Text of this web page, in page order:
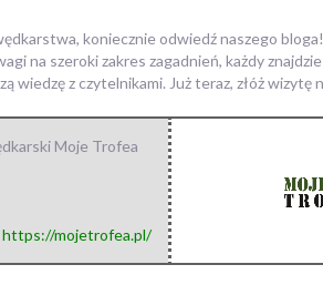
koniecznie odwiedź naszego
na szeroki zakres zagadnień, każdy
wiedzę z czytelnikami. Już teraz, złóż
Moje Trofea
https://mojetrofea.pl/